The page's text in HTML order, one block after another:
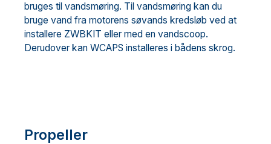
bruges til vandsmøring. Til vandsmøring kan du
bruge vand fra motorens søvands kredsløb ved at
installere ZWBKIT eller med en vandscoop.
Derudover kan WCAPS installeres i bådens skrog.
Propeller